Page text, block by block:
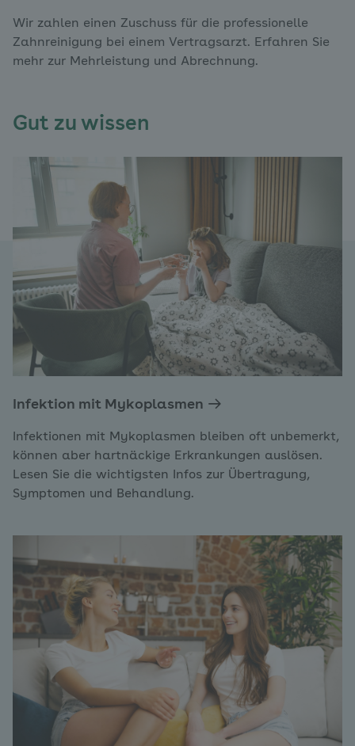
Wir zahlen einen Zuschuss für die professionelle
Zahnreinigung bei einem Vertragsarzt. Erfahren Sie
mehr zur Mehrleistung und Abrechnung.
Gut zu wissen
Infektion mit Mykoplasmen
Infektionen mit Mykoplasmen bleiben oft unbemerkt,
können aber hartnäckige Erkrankungen auslösen.
Lesen Sie die wichtigsten Infos zur Übertragung,
Symptomen und Behandlung.